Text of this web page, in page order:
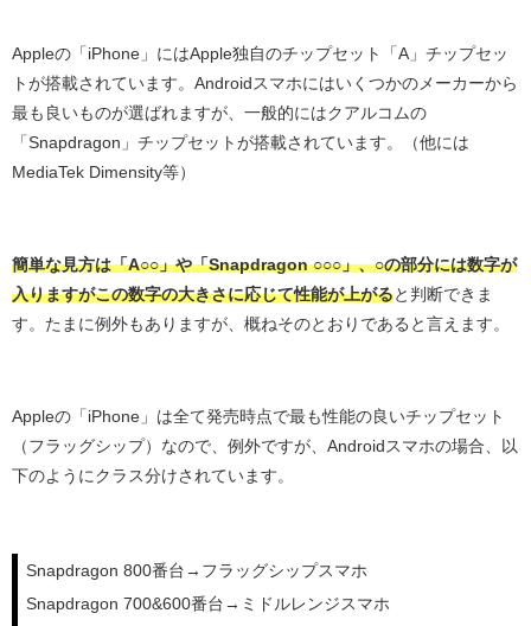
Appleの「iPhone」にはApple独自のチップセット「A」チップセッ
トが搭載されています。Androidスマホにはいくつかのメーカーから
最も良いものが選ばれますが、一般的にはクアルコムの
「Snapdragon」チップセットが搭載されています。（他には
MediaTek Dimensity等）
簡単な見方は「A○○」や「Snapdragon ○○○」、○の部分には数字が
入りますがこの数字の大きさに応じて性能が上がると判断できま
す。たまに例外もありますが、概ねそのとおりであると言えます。
Appleの「iPhone」は全て発売時点で最も性能の良いチップセット
（フラッグシップ）なので、例外ですが、Androidスマホの場合、以
下のようにクラス分けされています。
Snapdragon 800番台→フラッグシップスマホ
Snapdragon 700&600番台→ミドルレンジスマホ